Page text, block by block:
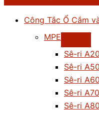
Công Tắc Ổ Cắm
MPE
Sê-ri A20
Sê-ri A50
Sê-ri A60
Sê-ri
Sê-ri A80